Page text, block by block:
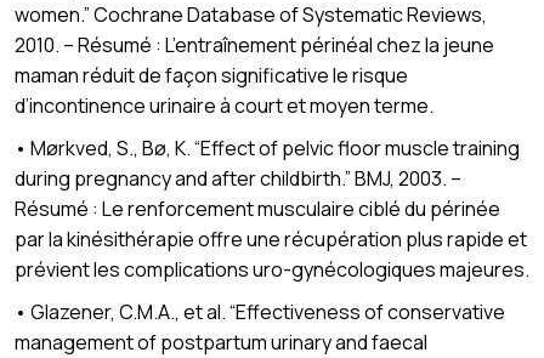
women.” Cochrane Database of Systematic Reviews,
2010. – Résumé : L’entraînement périnéal chez la jeune
maman réduit de façon significative le risque
d’incontinence urinaire à court et moyen terme.
• Mørkved, S., Bø, K. “Effect of pelvic floor muscle training
during pregnancy and after childbirth.” BMJ, 2003. –
Résumé : Le renforcement musculaire ciblé du périnée
par la kinésithérapie offre une récupération plus rapide et
prévient les complications uro-gynécologiques majeures.
• Glazener, C.M.A., et al. “Effectiveness of conservative
management of postpartum urinary and faecal